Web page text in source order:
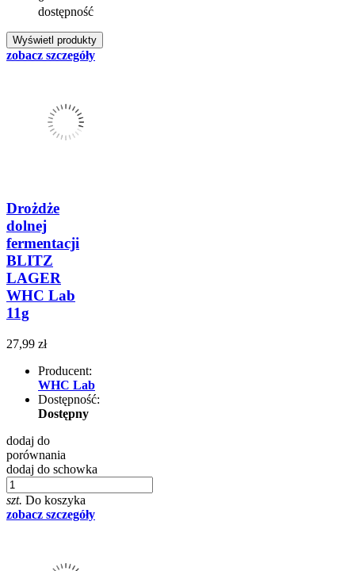
dostępność
zobacz szczegóły
Drożdże
dolnej
fermentacji
BLITZ
LAGER
WHC Lab
11g
27,99 zł
Producent:
WHC Lab
Dostępność:
Dostępny
dodaj do
porównania
dodaj do schowka
szt. Do koszyka
zobacz szczegóły